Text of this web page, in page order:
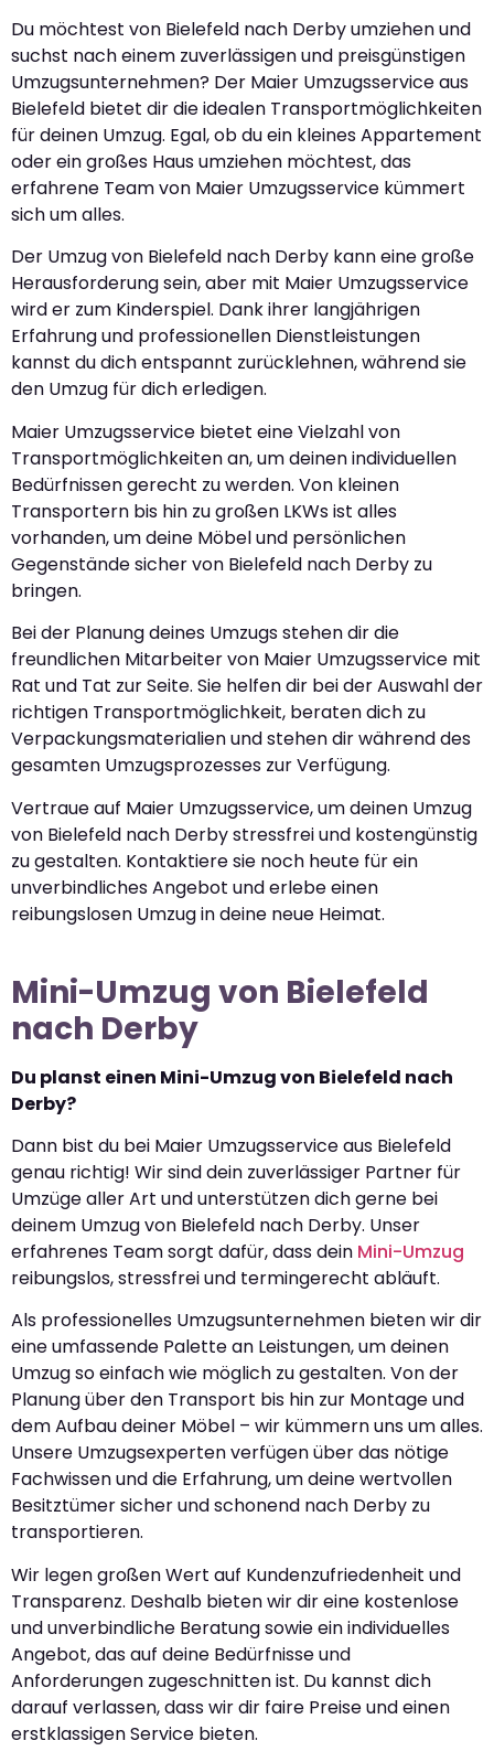
Du möchtest von Bielefeld nach Derby umziehen und
suchst nach einem zuverlässigen und preisgünstigen
Umzugsunternehmen? Der Maier Umzugsservice aus
Bielefeld bietet dir die idealen Transportmöglichkeiten
für deinen Umzug. Egal, ob du ein kleines Appartement
oder ein großes Haus umziehen möchtest, das
erfahrene Team von Maier Umzugsservice kümmert
sich um alles.
Der Umzug von Bielefeld nach Derby kann eine große
Herausforderung sein, aber mit Maier Umzugsservice
wird er zum Kinderspiel. Dank ihrer langjährigen
Erfahrung und professionellen Dienstleistungen
kannst du dich entspannt zurücklehnen, während sie
den Umzug für dich erledigen.
Maier Umzugsservice bietet eine Vielzahl von
Transportmöglichkeiten an, um deinen individuellen
Bedürfnissen gerecht zu werden. Von kleinen
Transportern bis hin zu großen LKWs ist alles
vorhanden, um deine Möbel und persönlichen
Gegenstände sicher von Bielefeld nach Derby zu
bringen.
Bei der Planung deines Umzugs stehen dir die
freundlichen Mitarbeiter von Maier Umzugsservice mit
Rat und Tat zur Seite. Sie helfen dir bei der Auswahl der
richtigen Transportmöglichkeit, beraten dich zu
Verpackungsmaterialien und stehen dir während des
gesamten Umzugsprozesses zur Verfügung.
Vertraue auf Maier Umzugsservice, um deinen Umzug
von Bielefeld nach Derby stressfrei und kostengünstig
zu gestalten. Kontaktiere sie noch heute für ein
unverbindliches Angebot und erlebe einen
reibungslosen Umzug in deine neue Heimat.
Mini-Umzug von Bielefeld
nach Derby
Du planst einen Mini-Umzug von Bielefeld nach
Derby?
Dann bist du bei Maier Umzugsservice aus Bielefeld
genau richtig! Wir sind dein zuverlässiger Partner für
Umzüge aller Art und unterstützen dich gerne bei
deinem Umzug von Bielefeld nach Derby. Unser
erfahrenes Team sorgt dafür, dass dein Mini-Umzug
reibungslos, stressfrei und termingerecht abläuft.
Als professionelles Umzugsunternehmen bieten wir dir
eine umfassende Palette an Leistungen, um deinen
Umzug so einfach wie möglich zu gestalten. Von der
Planung über den Transport bis hin zur Montage und
dem Aufbau deiner Möbel – wir kümmern uns um alles.
Unsere Umzugsexperten verfügen über das nötige
Fachwissen und die Erfahrung, um deine wertvollen
Besitztümer sicher und schonend nach Derby zu
transportieren.
Wir legen großen Wert auf Kundenzufriedenheit und
Transparenz. Deshalb bieten wir dir eine kostenlose
und unverbindliche Beratung sowie ein individuelles
Angebot, das auf deine Bedürfnisse und
Anforderungen zugeschnitten ist. Du kannst dich
darauf verlassen, dass wir dir faire Preise und einen
erstklassigen Service bieten.